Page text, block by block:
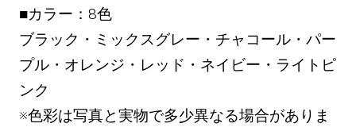
■カラー：8色
ブラック・ミックスグレー・チャコール・パー
プル・オレンジ・レッド・ネイビー・ライトピ
ンク
※色彩は写真と実物で多少異なる場合がありま